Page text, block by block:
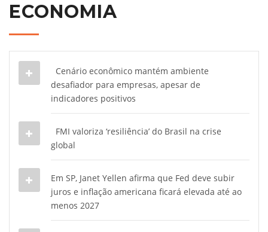
ECONOMIA
Cenário econômico mantém ambiente
desafiador para empresas, apesar de
indicadores positivos
FMI valoriza ‘resiliência’ do Brasil na crise
global
Em SP, Janet Yellen afirma que Fed deve subir
juros e inflação americana ficará elevada até ao
menos 2027